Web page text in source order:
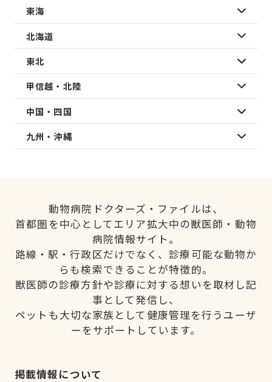
東海
北海道
東北
甲信越・北陸
中国・四国
九州・沖縄
動物病院ドクターズ・ファイルは、
首都圏を中心としてエリア拡大中の獣医師・動物
病院情報サイト。
路線・駅・行政区だけでなく、診療可能な動物か
らも検索できることが特徴的。
獣医師の診療方針や診療に対する想いを取材し記
事として発信し、
ペットも大切な家族として健康管理を行うユーザ
ーをサポートしています。
掲載情報について